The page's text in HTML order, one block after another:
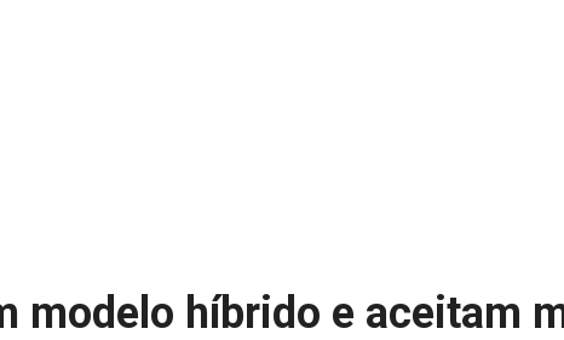
modelo híbrido e aceitam